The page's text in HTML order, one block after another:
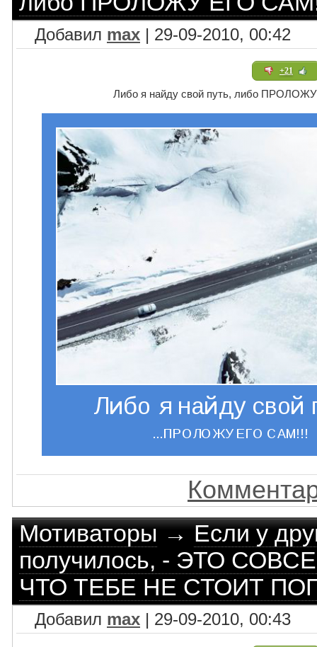
Добавил max | 29-09-2010, 00:42
+21
Либо я найду свой путь, либо
Мотиваторы→Если у
получилось, - ЭТО
ЧТО ТЕБЕ НЕ СТОИТ
Добавил max | 29-09-2010, 00:43